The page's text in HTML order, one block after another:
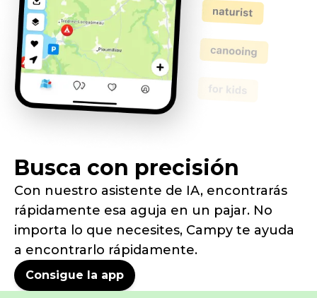
Busca con precisión
Con nuestro asistente de IA, encontrarás
rápidamente esa aguja en un pajar. No
importa lo que necesites, Campy te ayuda
a encontrarlo rápidamente.
Consigue la app